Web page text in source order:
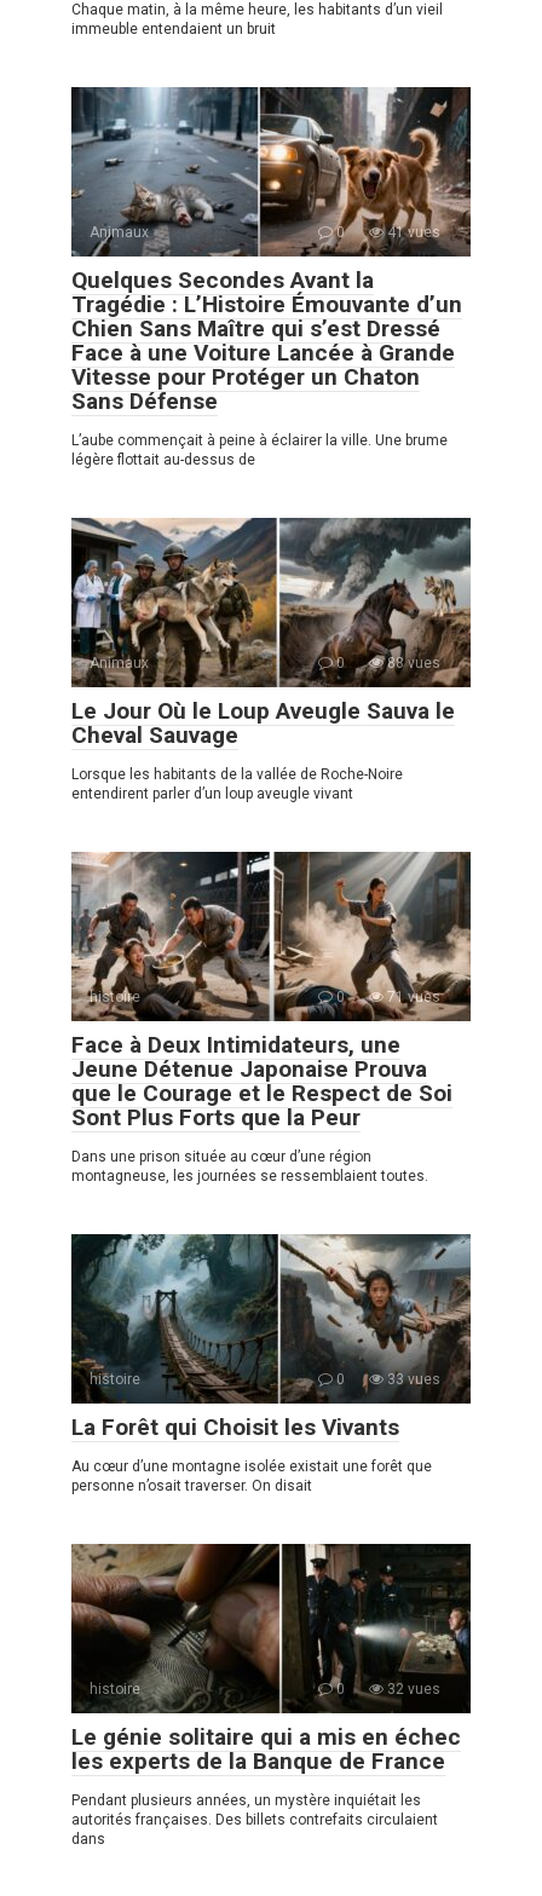
Chaque matin, à la même heure, les habitants d’un vieil
immeuble entendaient un bruit
Animaux 0 41 vues
Quelques Secondes Avant la
Tragédie : L’Histoire Émouvante d’un
Chien Sans Maître qui s’est Dressé
Face à une Voiture Lancée à Grande
Vitesse pour Protéger un Chaton
Sans Défense
L’aube commençait à peine à éclairer la ville. Une brume
légère flottait au-dessus de
Animaux 0 88 vues
Le Jour Où le Loup Aveugle Sauva le
Cheval Sauvage
Lorsque les habitants de la vallée de Roche-Noire
entendirent parler d’un loup aveugle vivant
histoire 0 71 vues
Face à Deux Intimidateurs, une
Jeune Détenue Japonaise Prouva
que le Courage et le Respect de Soi
Sont Plus Forts que la Peur
Dans une prison située au cœur d’une région
montagneuse, les journées se ressemblaient toutes.
histoire 0 33 vues
La Forêt qui Choisit les Vivants
Au cœur d’une montagne isolée existait une forêt que
personne n’osait traverser. On disait
histoire 0 32 vues
Le génie solitaire qui a mis en échec
les experts de la Banque de France
Pendant plusieurs années, un mystère inquiétait les
autorités françaises. Des billets contrefaits circulaient
dans